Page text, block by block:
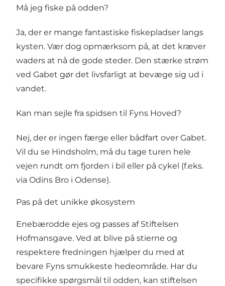
Må jeg fiske på odden?
Ja, der er mange fantastiske fiskepladser langs
kysten. Vær dog opmærksom på, at det kræver
waders at nå de gode steder. Den stærke strøm
ved Gabet gør det livsfarligt at bevæge sig ud i
vandet.
Kan man sejle fra spidsen til Fyns Hoved?
Nej, der er ingen færge eller bådfart over Gabet.
Vil du se Hindsholm, må du tage turen hele
vejen rundt om fjorden i bil eller på cykel (f.eks.
via Odins Bro i Odense).
Pas på det unikke økosystem
Enebærodde ejes og passes af Stiftelsen
Hofmansgave. Ved at blive på stierne og
respektere fredningen hjælper du med at
bevare Fyns smukkeste hedeområde. Har du
specifikke spørgsmål til odden, kan stiftelsen